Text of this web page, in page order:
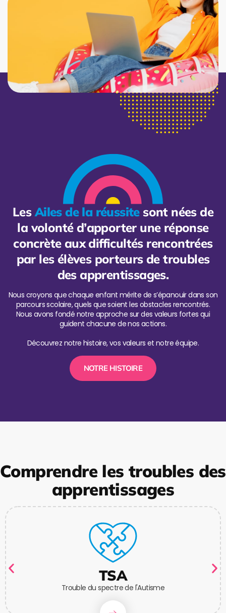
LesAiles de la réussitesont nées de
la volonté d’apporter une réponse
concrète aux difficultés rencontrées
par les élèves porteurs de troubles
des apprentissages.
Nous croyons que chaque enfant mérite de s’épanouir dans son
parcours scolaire, quels que soient les obstacles rencontrés.
Nous avons fondé notre approche sur des valeurs fortes qui
guident chacune de nos actions.
Découvrez notre histoire, vos valeurs et notre équipe.
NOTRE HISTOIRE
Comprendre les troubles des
apprentissages
TSA
Trouble du spectre de l'Autisme